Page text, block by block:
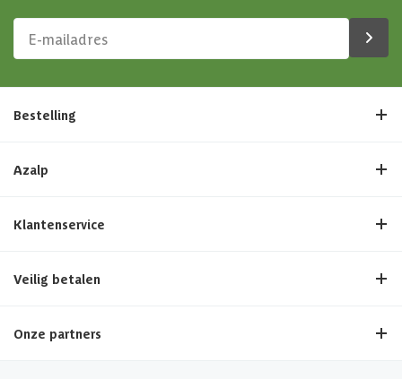
Bestelling
Azalp
Klantenservice
Veilig betalen
Onze partners